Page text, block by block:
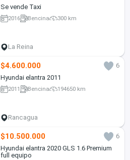
Se vende Taxi
2016 Bencina 300 km
La Reina
$4.600.000
6
Hyundai elantra 2011
2011 Bencina 194650 km
Rancagua
$10.500.000
6
Hyundai elantra 2020 GLS 1.6 Premium
full equipo